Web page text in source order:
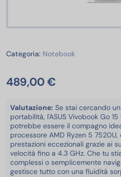
Categoria: NotebookNotebook
489,00 €
Valutazione: Se stai cercando
portabilità, l'ASUS Vivobook Go
potrebbe essere il compagno
processore AMD Ryzen 5
prestazioni eccezionali grazie ai
velocità fino a 4.3 GHz. Che tu
complessi o semplicemente
gestisce tutto con una fluidità